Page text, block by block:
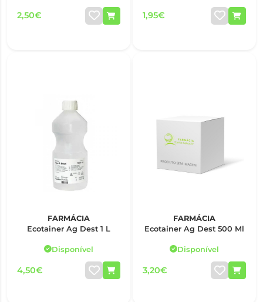
2,50€ 1,95€
FARMÁCIA
Ecotainer Ag Dest 1 L
Disponível
4,50€
FARMÁCIA
Ecotainer Ag Dest 500 Ml
Disponível
3,20€